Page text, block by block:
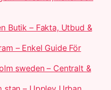
Butik – Fakta, Utbud &
– Enkel Guide För
sweden – Centralt &